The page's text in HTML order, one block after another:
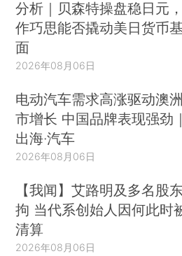
分析｜贝森特操盘稳日元
作巧思能否撬动美日货币
面
2026年08月06日
电动汽车需求高涨驱动澳
市增长 中国品牌表现强劲｜
出海·汽车
2026年08月06日
【我闻】艾路明及多名股
拘 当代系创始人因何此时
清算
2026年08月06日